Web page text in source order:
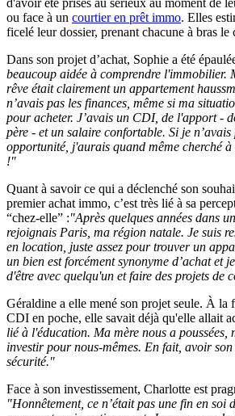
d'avoir été prises au sérieux au moment de
ou face à un courtier en prêt immo. Elles
ficelé leur dossier, prenant chacune à bras le
Dans son projet d’achat, Sophie a été
beaucoup aidée à comprendre l'immobilier.
rêve était clairement un appartement
n’avais pas les finances, même si ma
pour acheter. J’avais un CDI, de l'apport -
père - et un salaire confortable. Si je n’avais
opportunité, j'aurais quand même cherché
!"
Quant à savoir ce qui a déclenché son
premier achat immo, c’est très lié à sa
“chez-elle” :"Après quelques années dans
rejoignais Paris, ma région natale. Je suis
en location, juste assez pour trouver un
un bien est forcément synonyme d’achat et
d'être avec quelqu'un et faire des projets de
Géraldine a elle mené son projet seule. À la
CDI en poche, elle savait déjà qu'elle allait
lié à l'éducation. Ma mère nous a
investir pour nous-mêmes. En fait, avoir
sécurité."
Face à son investissement, Charlotte est
"Honnêtement, ce n’était pas une fin en soi